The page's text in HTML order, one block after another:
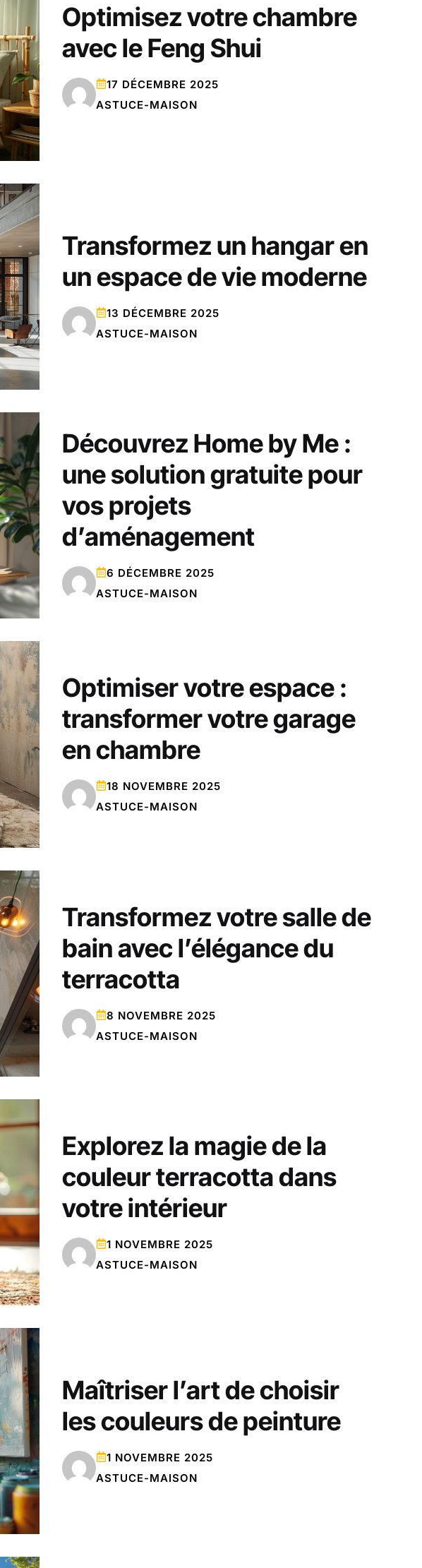
Optimisez votre chambre
avec le Feng Shui
17 DÉCEMBRE 2025
ASTUCE-MAISON
Transformez un hangar en
un espace de vie moderne
13 DÉCEMBRE 2025
ASTUCE-MAISON
Découvrez Home by Me :
une solution gratuite pour
vos projets
d’aménagement
6 DÉCEMBRE 2025
ASTUCE-MAISON
Optimiser votre espace :
transformer votre garage
en chambre
18 NOVEMBRE 2025
ASTUCE-MAISON
Transformez votre salle de
bain avec l’élégance du
terracotta
8 NOVEMBRE 2025
ASTUCE-MAISON
Explorez la magie de la
couleur terracotta dans
votre intérieur
1 NOVEMBRE 2025
ASTUCE-MAISON
Maîtriser l’art de choisir
les couleurs de peinture
1 NOVEMBRE 2025
ASTUCE-MAISON